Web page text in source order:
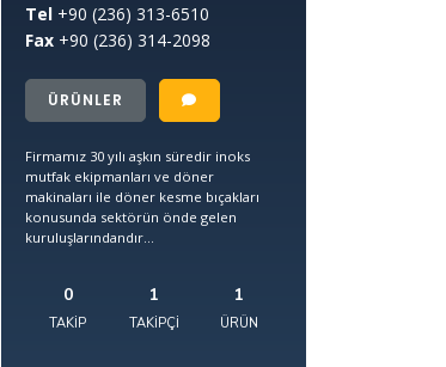
Tel +90 (236) 313-6510
Fax +90 (236) 314-2098
ÜRÜNLER
Firmamız 30 yılı aşkın süredir inoks
mutfak ekipmanları ve döner
makinaları ile döner kesme bıçakları
konusunda sektörün önde gelen
kuruluşlarındandır...
0
TAKIP
1
TAKIPÇI
1
ÜRÜN